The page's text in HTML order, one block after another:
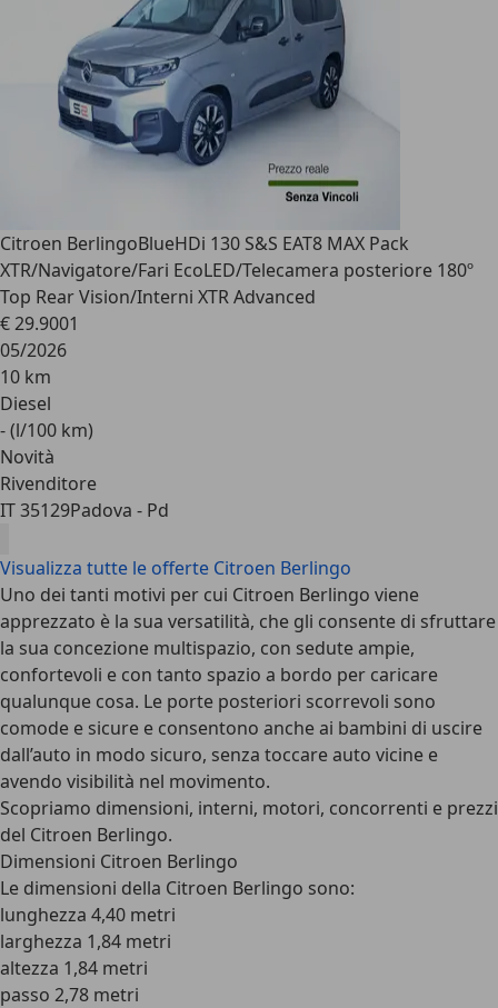
Citroen BerlingoBlueHDi 130 S&S EAT8 MAX Pack
XTR/Navigatore/Fari EcoLED/Telecamera posteriore 180º
Top Rear Vision/Interni XTR Advanced
€ 29.9001
05/2026
10 km
Diesel
- (l/100 km)
Novità
Rivenditore
IT 35129Padova - Pd
Visualizza tutte le offerte Citroen Berlingo
Uno dei tanti motivi per cui Citroen Berlingo viene
apprezzato è la sua versatilità, che gli consente di sfruttare
la sua concezione multispazio, con sedute ampie,
confortevoli e con tanto spazio a bordo per caricare
qualunque cosa. Le porte posteriori scorrevoli sono
comode e sicure e consentono anche ai bambini di uscire
dall’auto in modo sicuro, senza toccare auto vicine e
avendo visibilità nel movimento.
Scopriamo dimensioni, interni, motori, concorrenti e prezzi
del Citroen Berlingo.
Dimensioni Citroen Berlingo
Le dimensioni della Citroen Berlingo sono:
lunghezza 4,40 metri
larghezza 1,84 metri
altezza 1,84 metri
passo 2,78 metri